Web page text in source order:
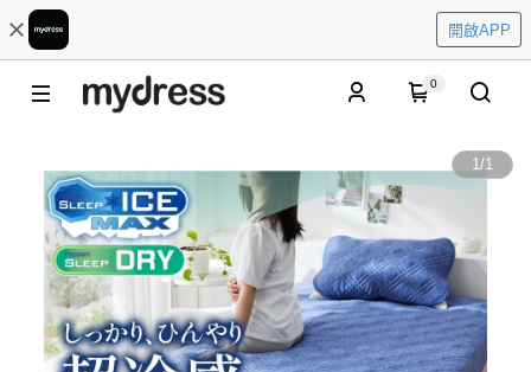
開啟APP
0
1/1